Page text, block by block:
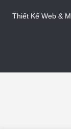
Thiết Kế Web &